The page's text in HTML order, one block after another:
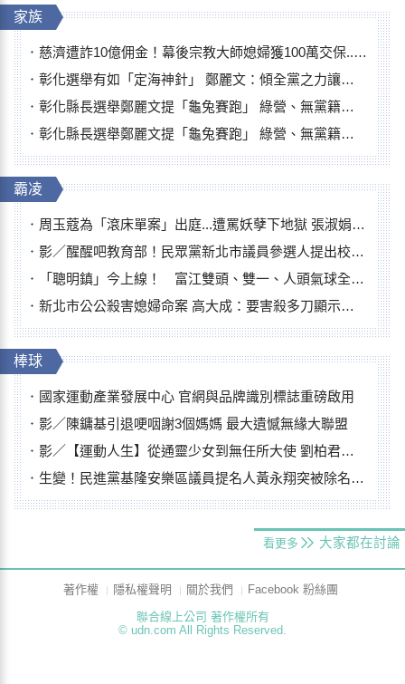
家族
慈濟遭詐10億佣金！幕後宗教大師媳婦獲100萬交保...快步奔離不發一語
彰化選舉有如「定海神針」 鄭麗文：傾全黨之力讓彰化贏
彰化縣長選舉鄭麗文提「龜兔賽跑」 綠營、無黨籍忙否認是烏龜
彰化縣長選舉鄭麗文提「龜兔賽跑」 綠營、無黨籍忙否認是烏龜
霸凌
周玉蔻為「滾床單案」出庭...遭罵妖孽下地獄 張淑娟批：舌頭殺人有罪
影／醒醒吧教育部！民眾黨新北市議員參選人提出校園反毒防線升級政見
「聰明鎮」今上線！ 富江雙頭、雙一、人頭氣球全登場
新北市公公殺害媳婦命案 高大成：要害殺多刀顯示怨恨深
棒球
國家運動產業發展中心 官網與品牌識別標誌重磅啟用
影／陳鏞基引退哽咽謝3個媽媽 最大遺憾無緣大聯盟
影／【運動人生】從通靈少女到無任所大使 劉柏君女裁判人生國際發光
生變！民進黨基隆安樂區議員提名人黃永翔突被除名 將另提他人
看更多 大家都在討論
著作權 隱私權聲明 關於我們
Facebook 粉絲團
聯合線上公司 著作權所有
© udn.com All Rights Reserved.